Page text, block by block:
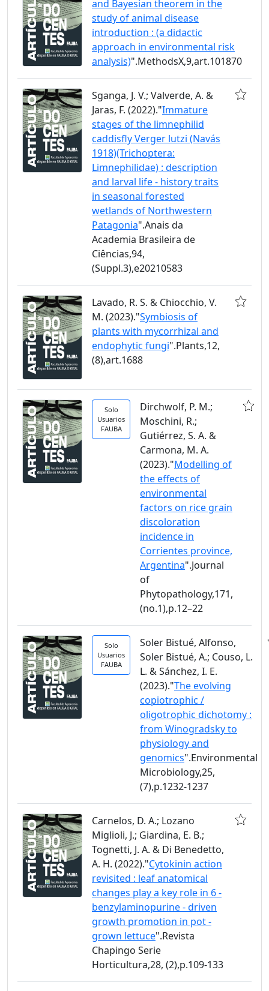
and Bayesian theorem in the
study of animal disease
introduction : (a didactic
approach in environmental risk
analysis)".MethodsX,9,art.101870
Sganga, J. V.; Valverde, A. &
Jaras, F. (2022)."Immature
stages of the limnephilid
caddisfly Verger lutzi (Navás
1918)(Trichoptera:
Limnephilidae) : description
and larval life - history traits
in seasonal forested
wetlands of Northwestern
Patagonia".Anais da
Academia Brasileira de
Ciências,94,
(Suppl.3),e20210583
Lavado, R. S. & Chiocchio, V.
M. (2023)."Symbiosis of
plants with mycorrhizal and
endophytic fungi".Plants,12,
(8),art.1688
Solo
Usuarios
FAUBA
Dirchwolf, P. M.;
Moschini, R.;
Gutiérrez, S. A. &
Carmona, M. A.
(2023)."Modelling of
the effects of
environmental
factors on rice grain
discoloration
incidence in
Corrientes province,
Argentina".Journal
of
Phytopathology,171,
(no.1),p.12–22
Solo
Usuarios
FAUBA
Soler Bistué, Alfonso,
Soler Bistué, A.; Couso, L.
L. & Sánchez, I. E.
(2023)."The evolving
copiotrophic /
oligotrophic dichotomy :
from Winogradsky to
physiology and
genomics".Environmental
Microbiology,25,
(7),p.1232-1237
Carnelos, D. A.; Lozano
Miglioli, J.; Giardina, E. B.;
Tognetti, J. A. & Di Benedetto,
A. H. (2022)."Cytokinin action
revisited : leaf anatomical
changes play a key role in 6 -
benzylaminopurine - driven
growth promotion in pot -
grown lettuce".Revista
Chapingo Serie
Horticultura,28, (2),p.109-133